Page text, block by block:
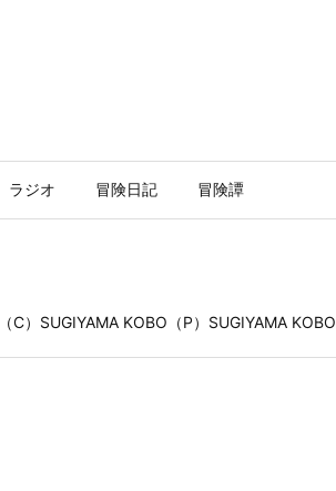
ラジオ 冒険日記 冒険譚
C）SUGIYAMA KOBO（P）SUGIYAMA KOBO